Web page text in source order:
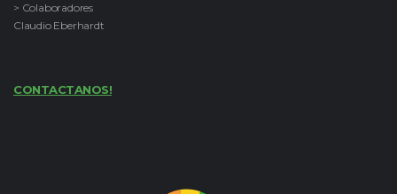
> Colaboradores
Claudio Eberhardt
CONTACTANOS!